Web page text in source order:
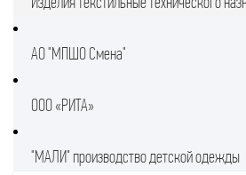
Изделия текстильные технического
АО "МПШО Смена"
ООО «РИТА»
"МАЛИ" производство детской одежды